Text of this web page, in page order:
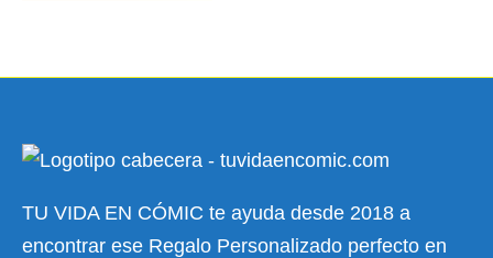
TU VIDA EN CÓMIC te ayuda desde 2018 a
encontrar ese Regalo Personalizado perfecto en